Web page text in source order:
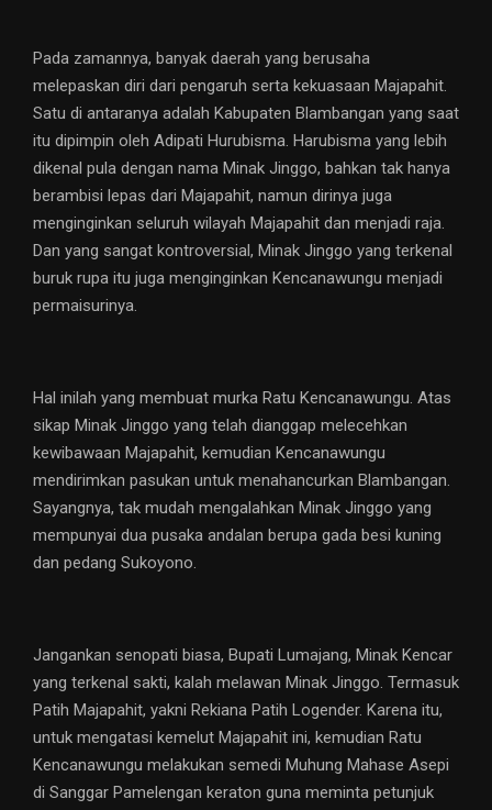
Pada zamannya, banyak daerah yang berusaha
melepaskan diri dari pengaruh serta kekuasaan Majapahit.
Satu di antaranya adalah Kabupaten Blambangan yang saat
itu dipimpin oleh Adipati Hurubisma. Harubisma yang lebih
dikenal pula dengan nama Minak Jinggo, bahkan tak hanya
berambisi lepas dari Majapahit, namun dirinya juga
menginginkan seluruh wilayah Majapahit dan menjadi raja.
Dan yang sangat kontroversial, Minak Jinggo yang terkenal
buruk rupa itu juga menginginkan Kencanawungu menjadi
permaisurinya.
Hal inilah yang membuat murka Ratu Kencanawungu. Atas
sikap Minak Jinggo yang telah dianggap melecehkan
kewibawaan Majapahit, kemudian Kencanawungu
mendirimkan pasukan untuk menahancurkan Blambangan.
Sayangnya, tak mudah mengalahkan Minak Jinggo yang
mempunyai dua pusaka andalan berupa gada besi kuning
dan pedang Sukoyono.
Jangankan senopati biasa, Bupati Lumajang, Minak Kencar
yang terkenal sakti, kalah melawan Minak Jinggo. Termasuk
Patih Majapahit, yakni Rekiana Patih Logender. Karena itu,
untuk mengatasi kemelut Majapahit ini, kemudian Ratu
Kencanawungu melakukan semedi Muhung Mahase Asepi
di Sanggar Pamelengan keraton guna meminta petunjuk